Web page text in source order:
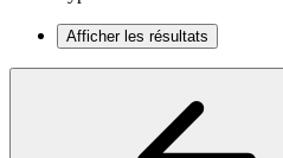
Afficher les résultats